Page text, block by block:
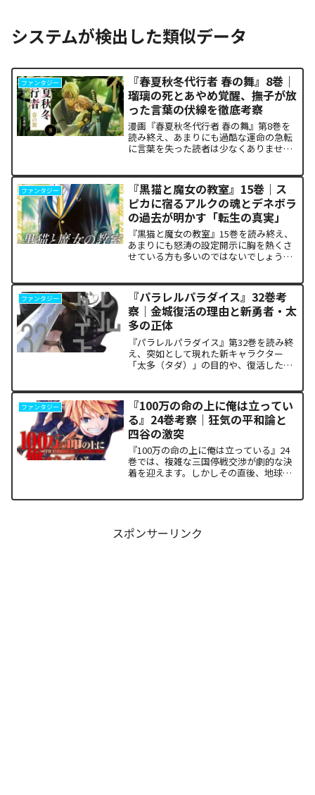
システムが検出した類似データ
ファンタジー
『春夏秋冬代行者 春の舞』8巻｜
瑠璃の死とあやめ覚醒、撫子が放
った言葉の伏線を徹底考察
漫画『春夏秋冬代行者 春の舞』第8巻を
読み終え、あまりにも過酷な運命の急転
に言葉を失った読者は少なくありませ
の突然の覚醒、割って入るように秋の代
行者・撫子が残した意味深...
ファンタジー
『黒猫と魔女の教室』15巻｜ス
ピカに宿るアルクの魂とデネボラ
の過去が明かす「転生の真実」
『黒猫と魔女の教室』15巻を読み終え、
あまりにも怒涛の設定開示に胸を熱くさ
せている方も多いのではないでしょう
ドの裏側で、本作最大のミステリーであ
った「アルクの正体」と...
ファンタジー
『パラレルパラダイス』32巻考
察｜金城復活の理由と新勇者・太
多の正体
『パラレルパラダイス』第32巻を読み終
え、突如として現れた新キャラクター
「太多（タダ）」の目的や、復活した邪
あまりにも重く、今後の世界の行方が気
になっている方も多いはずで...
ファンタジー
『100万の命の上に俺は立ってい
る』24巻考察｜狂気の平和論と
四谷の激突
『100万の命の上に俺は立っている』24
巻では、複雑な三国停戦交渉が劇的な決
着を迎えます。しかしその直後、地球を
スポンサーリンク